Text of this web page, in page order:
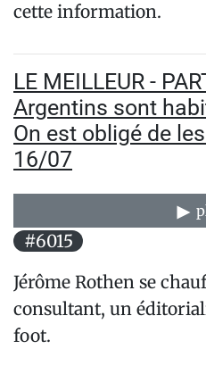
cette information.
LE MEILLEUR -
Argentins sont
On est obligé de
16/07
#6015
Jérôme Rothen se
consultant, un
foot.